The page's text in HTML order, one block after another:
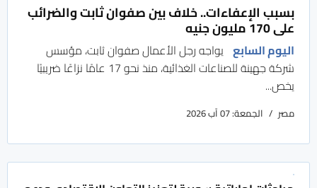
بسبب الإعفاءات.. خلاف بين صفوان ثابت والضرائب
على 170 مليون جنيه
اليوم السابع يواجه رجل الأعمال صفوان ثابت، مؤسس
شركة جهينة للصناعات الغذائية، منذ نحو 17 عامًا نزاعًا ضريبيًا
يخص...
مصر الجمعة: 07 آب 2026